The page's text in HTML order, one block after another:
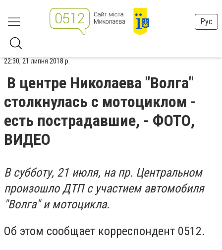
Рус
22:30, 21 липня 2018 р.
В центре Николаева "Волга"
столкнулась с мотоциклом -
есть пострадавшие, - ФОТО,
ВИДЕО
В субботу, 21 июля, на пр. Центральном
произошло ДТП с участием автомобиля
"Волга" и мотоцикла.
Об этом сообщает корреспондент 0512.